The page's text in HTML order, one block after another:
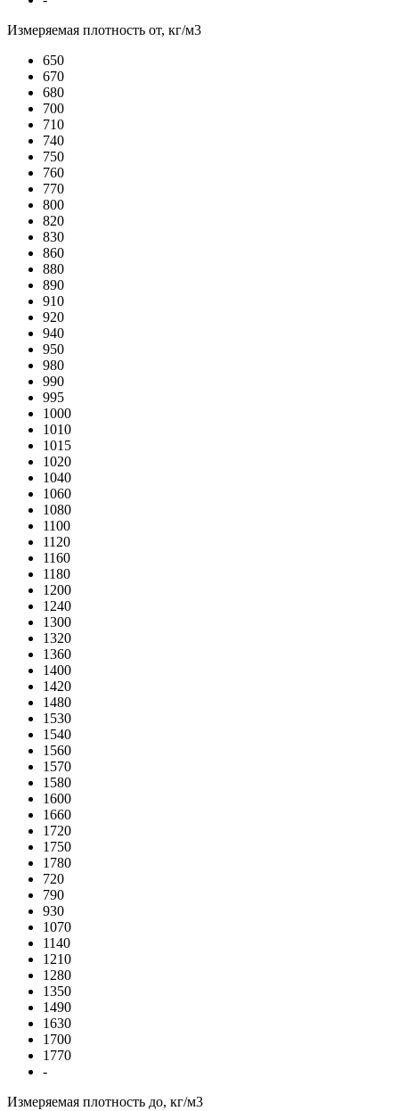
Измеряемая плотность от, кг/м3
650
670
680
700
710
740
750
760
770
800
820
830
860
880
890
910
920
940
950
980
990
995
1000
1010
1015
1020
1040
1060
1080
1100
1120
1160
1180
1200
1240
1300
1320
1360
1400
1420
1480
1530
1540
1560
1570
1580
1600
1660
1720
1750
1780
720
790
930
1070
1140
1210
1280
1350
1490
1630
1700
1770
-
Измеряемая плотность до, кг/м3